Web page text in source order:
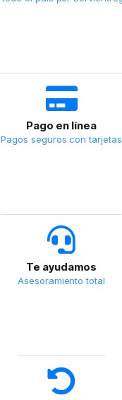
Pago en línea
Pagos seguros con tarjetas
Te ayudamos
Asesoramiento total